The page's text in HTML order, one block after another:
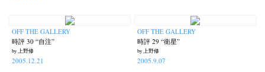
(44) (41)
Yuki Kasama (9)
OFF THE GALLERY
時評 30 “自注”
by 上野修
2005.12.21
OFF THE GALLERY
時評 29 “衛星”
by 上野修
2005.9.07